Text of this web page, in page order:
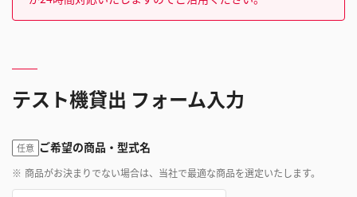
テスト機貸出 フォーム入力
任意 ご希望の商品・型式名
※ 商品がお決まりでない場合は、当社で最適な商品を選定いたします。